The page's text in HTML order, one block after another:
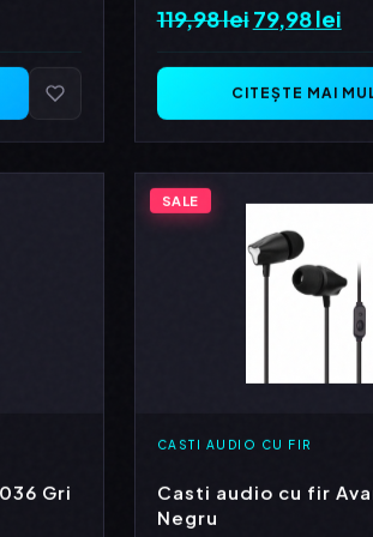
119,98leiPrețul
a
fost:
79,98lei
CITEȘTE MAI
Gri
SALE
CASTI AUDIO CU FIR
Casti audio cu fir
Negru